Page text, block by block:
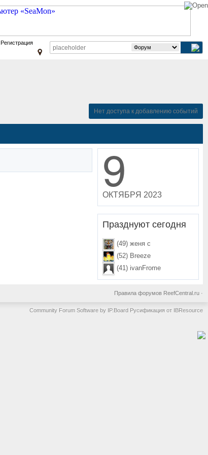
Регистрация
Нет доступа к добавлению событий
9
ОКТЯБРЯ 2023
Празднуют сегодня
(49) женя с
(52) Breeze
(41) ivanFrome
Правила форумов ReefCentral.ru ·
Community Forum Software by IP.Board Русификация от IBResource